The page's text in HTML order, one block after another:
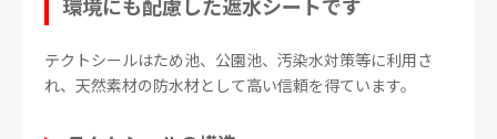
テクトシールはため池、公園池、汚染水対策等に利用さ
れ、天然素材の防水材として高い信頼を得ています。